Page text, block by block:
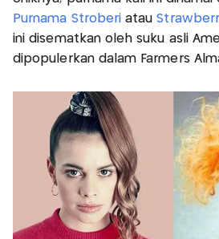
Purnama Stroberi atau
ini disematkan oleh suku asli
dipopulerkan dalam Farmers